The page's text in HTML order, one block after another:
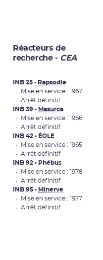
Réacteurs de
recherche - CEA
INB 25 • Rapsodie
• Mise en service : 1967
• Arrêt définitif
INB 39 • Masurca
• Mise en service : 1966
• Arrêt définitif
INB 42 • ÉOLE
• Mise en service : 1965
• Arrêt définitif
INB 92 • Phébus
• Mise en service : 1978
• Arrêt définitif
INB 95 • Minerve
• Mise en service : 1977
• Arrêt définitif